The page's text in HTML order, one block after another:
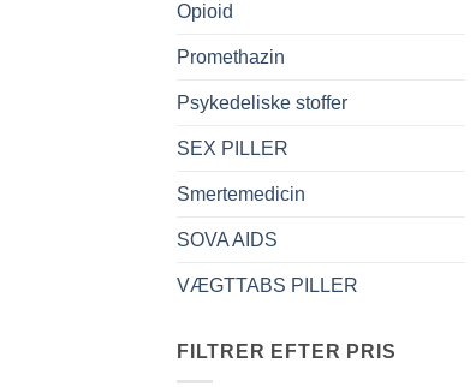
Opioid
Promethazin
Psykedeliske stoffer
SEX PILLER
Smertemedicin
SOVA AIDS
VÆGTTABS PILLER
FILTRER EFTER PRIS